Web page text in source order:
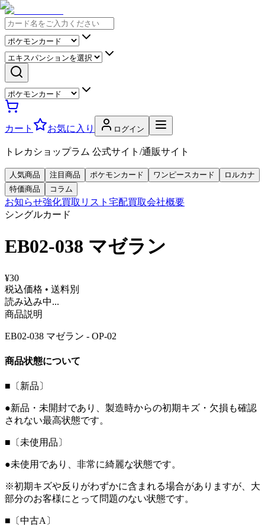
カート お気に入り ログイン
トレカショップラム 公式サイト/通販サイト
人気商品 注目商品 ポケモンカード ワンピースカード
ロルカナ
特価商品
コラム
お知らせ強化買取リスト 宅配買取会社概要
シングルカード
EB02-038 マゼラン
¥30
税込価格 • 送料別
読み込み中...
商品説明
EB02-038 マゼラン - OP-02
商品状態について
■〔新品〕
●新品・未開封であり、製造時からの初期キズ・欠損も確認
されない最高状態です。
■〔未使用品〕
●未使用であり、非常に綺麗な状態です。
※初期キズや反りがわずかに含まれる場合がありますが、大
部分のお客様にとって問題のない状態です。
■〔中古A〕